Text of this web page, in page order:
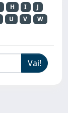
H I
J
U V
W